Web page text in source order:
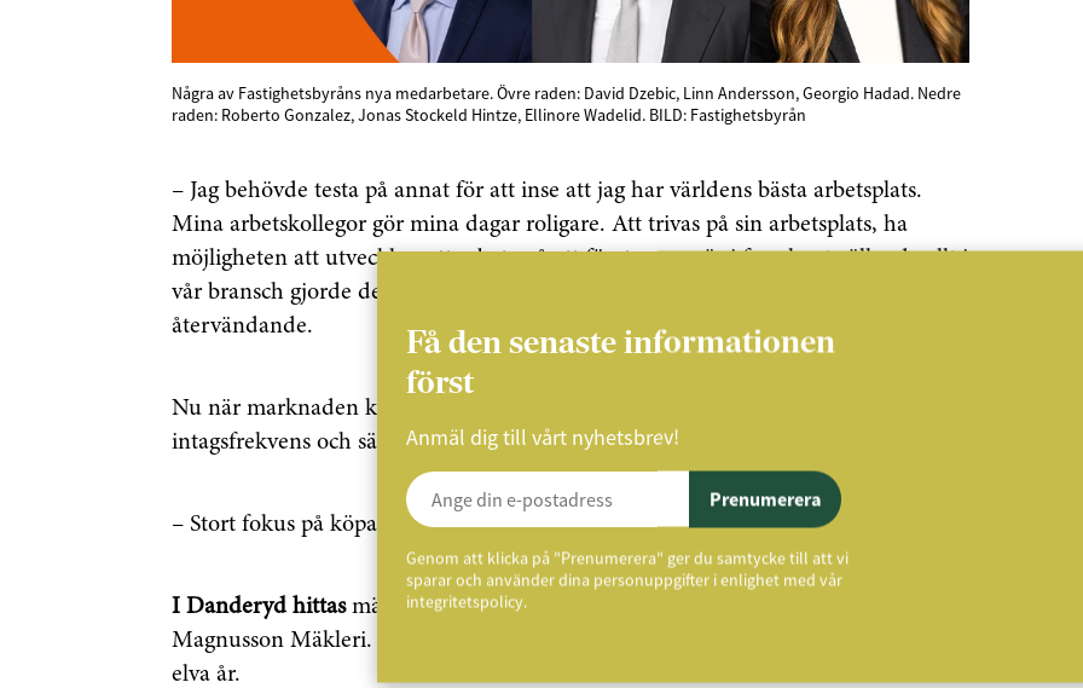
Några av Fastighetsbyråns nya medarbetare. Övre raden: David Dzebic, Linn Andersson, Georgio Hadad. Nedre
raden: Roberto Gonzalez, Jonas Stockeld Hintze, Ellinore Wadelid. BILD: Fastighetsbyrån
– Jag behövde testa på annat för att inse att jag har världens bästa arbetsplats.
Mina arbetskollegor gör mina dagar roligare. Att trivas på sin arbetsplats, ha
möjligheten att utvecklas, att arbeta på ett företag som är i framkant gällande allt i
vår bransch gjorde det svårt att inte komma tillbaka, säger Georgio Hadad om sitt
återvändande.
Nu när marknaden känns lite lättare tänker han lägga fokus på aktivitet med hög
intagsfrekvens och sälja av allt han lägger ut.
– Stort fokus på köparna.
I Danderyd hittasmäklaren Roberto Gonzalez som närmast kommer från
Magnusson Mäkleri. Han har en bakgrund från bilbranschen där han var säljare i
elva år.
Få den senaste informationen
först
Anmäl dig till vårt nyhetsbrev!
Prenumerera
Genom att klicka på "Prenumerera" ger du samtycke till att vi
sparar och använder dina personuppgifter i enlighet med vår
integritetspolicy.